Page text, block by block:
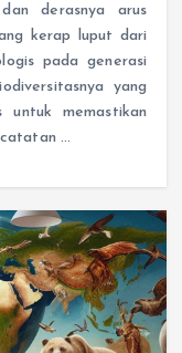
derasnya arus
kerap luput dari
pada generasi
yang
untuk memastikan
…